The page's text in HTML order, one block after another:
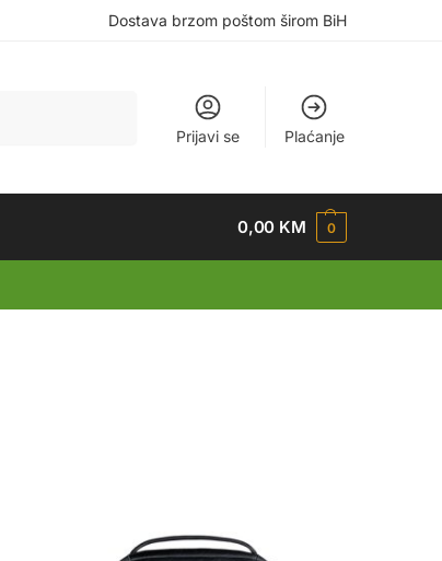
Dostava brzom poštom širom BiH
Prijavi se Plaćanje
0,00 KM 0